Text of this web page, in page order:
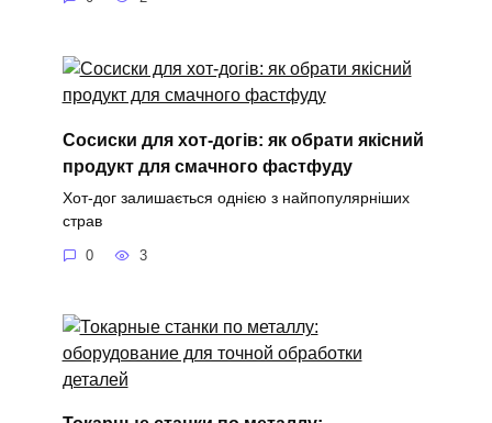
Сосиски для хот-догів: як обрати якісний
продукт для смачного фастфуду
Хот-дог залишається однією з найпопулярніших
страв
0 3